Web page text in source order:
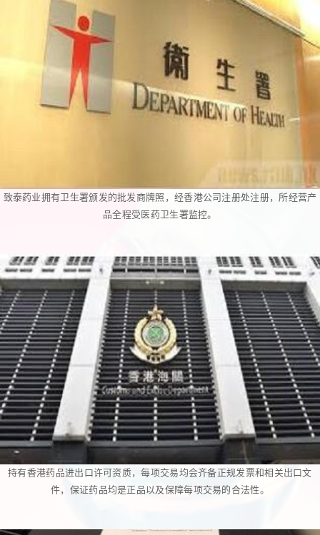
致泰药业拥有卫生署颁发的批发商牌照，经香港公司注册处注册，所经营产
品全程受医药卫生署监控。
持有香港药品进出口许可资质，每项交易均会齐备正规发票和相关出口文
件，保证药品均是正品以及保障每项交易的合法性。